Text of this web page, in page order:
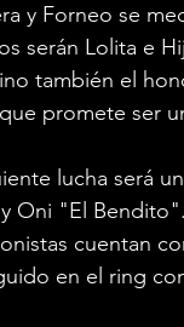
y Forneo se
serán Lolita e
también el
promete ser
lucha será
Oni "El
cuentan
en el ring